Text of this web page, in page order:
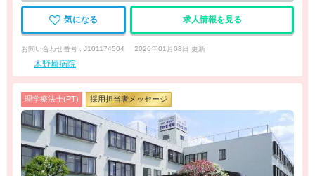
気になる 求人情報を見る
お問い合わせ番号 : J101174504 2026年01月08日 更新
木野崎病院
理学療法士(PT) 採用担当者メッセージ